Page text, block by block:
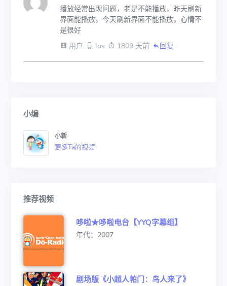
播放经常出现问题，老是不能播放，昨天刷新
界面能播放，今天刷新界面不能播放，心情不
是很好
用户
Ios 1809 天前 回复
小编
小新
更多Ta的视频
推荐视频
哆啦★哆啦电台【YYQ字幕组】
年代：2007
剧场版《小超人帕门：鸟人来了》